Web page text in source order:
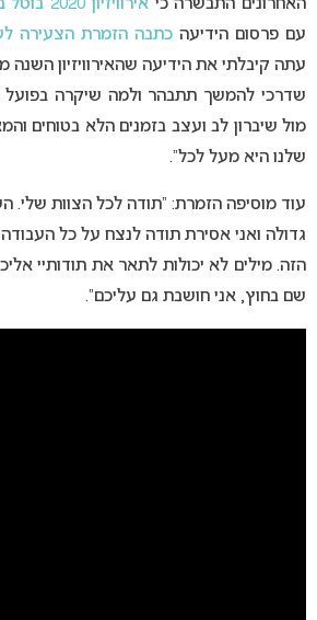
האחרונים התבשרה כיאירוויזיון 2020 בוטל בשל התפרצות הקורונה
עם פרסום הידיעה כתבה הזמרת הצעירה
עתה קיבלתי את הידיעה שהאירוויזיון השנה
מול שיברון לב ועצב בזמנים הלא בטוחים
שלנו היא מעל לכל”.
עוד מוסיפה הזמרת: “תודה לכל הצוות שלי.
גדולה ואני אסירת תודה לנצח על כל
הזה. מילים לא יכולות לתאר את תודותיי
שם בחוץ, אני חושבת גם עליכם”.